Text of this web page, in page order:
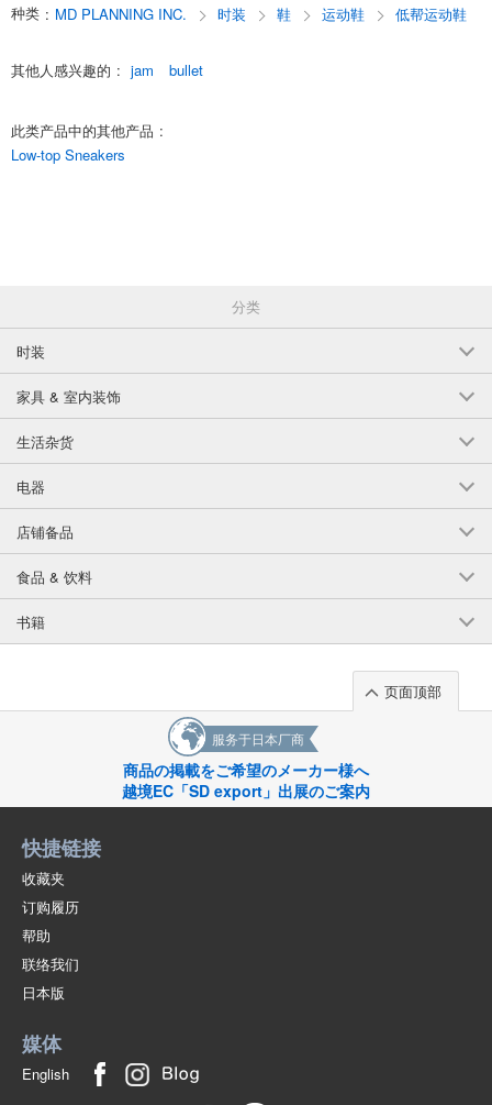
(BJ-8125 SAND)
沙子 38" (24.0-24.5cm)
批发价: 有库存
40英寸（25.0-25.5厘米）的沙子
(BJ-8125 SAND)
1点/组
41英寸（25.5-26.0厘米）的沙子
批发价:仅限会员 1点/组 有库存
42英寸（26.0-26.5厘米）的沙子
批发价:仅限会员 有库存
沙子 43" (26.5-27.0 cm)
(BJ-8125 SAND)
批发价:仅限会员
(BJ-8125 SAND)
批发价:仅限会员
(BJ-8125 SAND)
批发价: 仅限会员
由于本产品由凸起材料制成，因此会有绒毛、摩擦、轻微的颜色不规则等
解、
English
种类 : MD PLANNING INC. 时装 鞋 运动鞋 低帮运动鞋
其他人感兴趣的 : jam bullet
此类产品中的其他产品 :
Low-top Sneakers
分类
时装
家具 & 室内装饰
生活杂货
电器
店铺备品
食品 & 饮料
书籍
页面顶部
服务于日本厂商
商品の掲載をご希望のメーカー様へ
越境EC「SD export」出展のご案内
快捷链接
收藏夹
订购履历
帮助
联络我们
日本版
媒体
English